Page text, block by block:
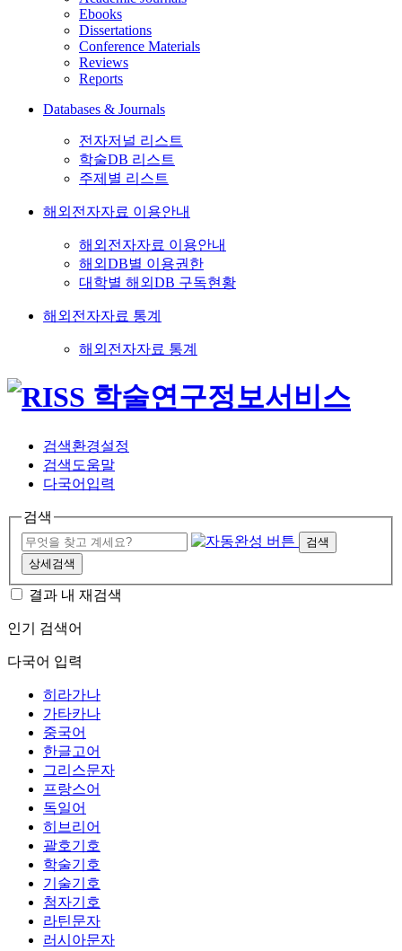
Ebooks
Dissertations
Conference Materials
Reviews
Reports
Databases & Journals
전자저널 리스트
학술DB 리스트
주제별 리스트
해외전자자료 이용안내
해외전자자료 이용안내
해외DB별 이용권한
대학별 해외DB 구독현황
해외전자자료 통계
해외전자자료 통계
검색환경설정
검색도움말
다국어입력
검색
검색
상세검색
결과 내 재검색
인기 검색어
다국어 입력
히라가나
가타카나
중국어
한글고어
그리스문자
프랑스어
독일어
히브리어
괄호기호
학술기호
기술기호
첨자기호
라틴문자
러시아문자